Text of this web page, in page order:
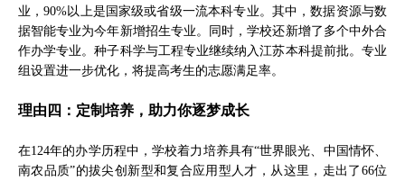
业，90%以上是国家级或省级一流本科专业。其中，数据资源与数
据智能专业为今年新增招生专业。同时，学校还新增了多个中外合
作办学专业。种子科学与工程专业继续纳入江苏本科提前批。专业
组设置进一步优化，将提高考生的志愿满足率。
理由四：定制培养，助力你逐梦成长
在124年的办学历程中，学校着力培养具有“世界眼光、中国情怀、
南农品质”的拔尖创新型和复合应用型人才，从这里，走出了66位